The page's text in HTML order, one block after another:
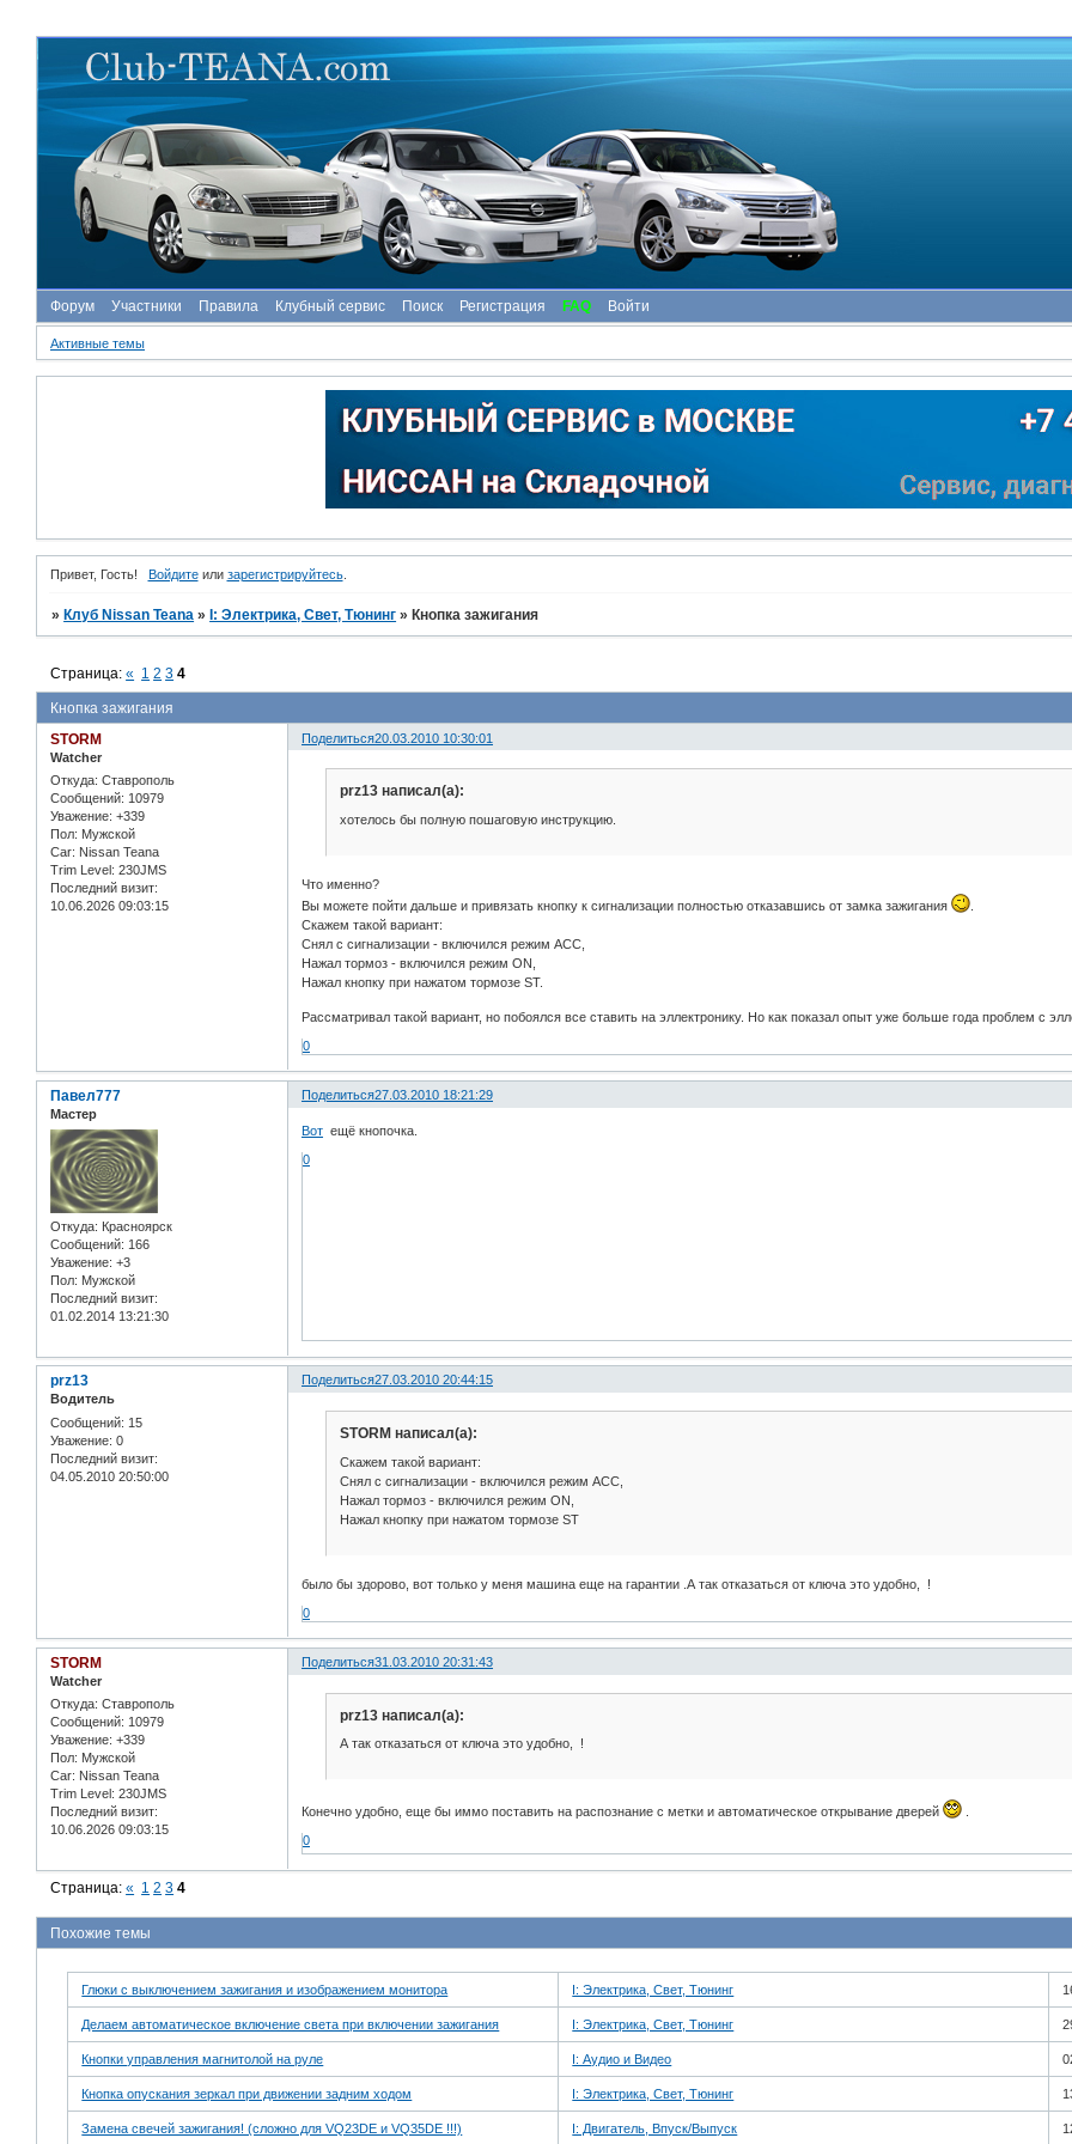
Форум Участники Правила Клубный сервис Поиск Регистрация FAQ Войти
Активные темы
Привет, Гость! Войдитеили зарегистрируйтесь.
» Клуб Nissan Teana » I: Электрика, Свет, Тюнинг » Кнопка зажигания
Кнопка зажигания
Страница:« 1 2 3 4
Поделиться20.03.2010 10:30:01
STORM
Watcher
Откуда: Ставрополь
Сообщений: 10979
Уважение: +339
Пол: Мужской
Car: Nissan Teana
Trim Level: 230JMS
Последний визит:
10.06.2026 09:03:15
prz13 написал(а):
хотелось бы полную пошаговую инструкцию.
Что именно?
Вы можете пойти дальше и привязать кнопку к сигнализации полностью отказавшись от замка зажигания
Скажем такой вариант:
Снял с сигнализации - включился режим АСС,
Нажал тормоз - включился режим ON,
Нажал кнопку при нажатом тормозе ST.
Рассматривал такой вариант, но побоялся все ставить на эллектронику. Но как показал опыт уже больше года проблем с
0
Поделиться27.03.2010 18:21:29
Павел777
Мастер
Откуда: Красноярск
Сообщений: 166
Уважение: +3
Пол: Мужской
Последний визит:
01.02.2014 13:21:30
Вот ещё кнопочка.
0
Поделиться27.03.2010 20:44:15
prz13
Водитель
Сообщений: 15
Уважение: 0
Последний визит:
04.05.2010 20:50:00
STORM написал(а):
Скажем такой вариант:
Снял с сигнализации - включился режим АСС,
Нажал тормоз - включился режим ON,
Нажал кнопку при нажатом тормозе ST
было бы здорово, вот только у меня машина еще на гарантии .А так отказаться от ключа это удобно, !
0
Поделиться31.03.2010 20:31:43
STORM
Watcher
Откуда: Ставрополь
Сообщений: 10979
Уважение: +339
Пол: Мужской
Car: Nissan Teana
Trim Level: 230JMS
Последний визит:
10.06.2026 09:03:15
prz13 написал(а):
А так отказаться от ключа это удобно, !
Конечно удобно, еще бы иммо поставить на распознание с метки и автоматическое открывание дверей
0
Страница:« 1 2 3 4
Похожие темы
Глюки с выключением зажигания и изображением монитора I: Электрика, Свет, Тюнинг
Делаем автоматическое включение света при включении зажигания I: Электрика, Свет, Тюнинг
Кнопки управления магнитолой на руле I: Аудио и Bидео
Кнопка опускания зеркал при движении задним ходом I: Электрика, Свет, Тюнинг
Замена свечей зажигания! (сложно для VQ23DE и VQ35DE !!!) I: Двигатель, Впуск/Выпуск